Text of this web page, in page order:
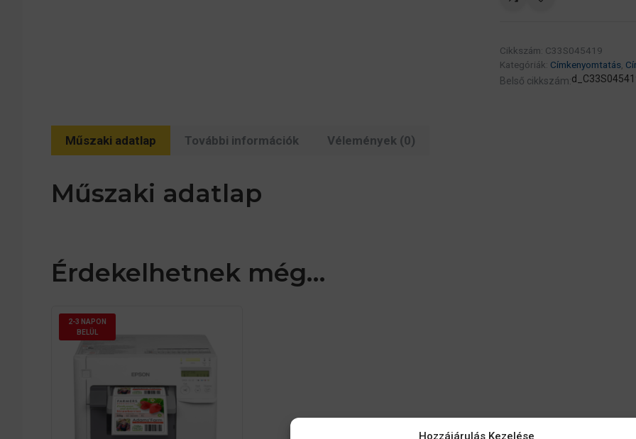
Hozzájárulás Kezelése
Cikkszám: C33S045419
Kategóriák: Címkenyomtatás
Belső cikkszám:
Műszaki adatlap További információk Vélemények (0)
Műszaki adatlap
Érdekelhetnek még…
2-3 NAPON
BELÜL